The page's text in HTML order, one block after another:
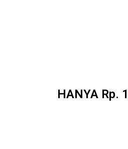
HANYA Rp.